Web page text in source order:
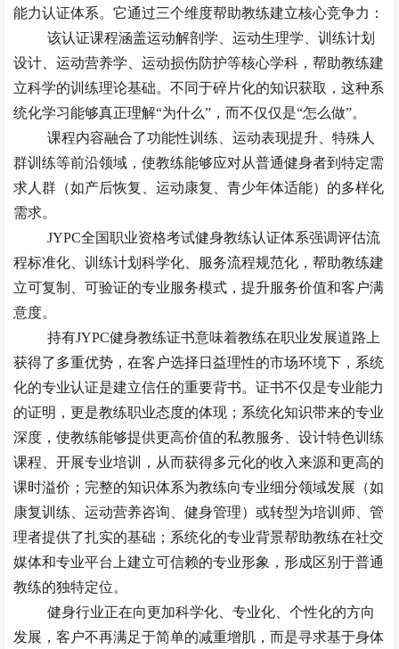
能力认证体系。它通过三个维度帮助教练建立核心竞争力：
该认证课程涵盖运动解剖学、运动生理学、训练计划
设计、运动营养学、运动损伤防护等核心学科，帮助教练建
立科学的训练理论基础。不同于碎片化的知识获取，这种系
统化学习能够真正理解“为什么”，而不仅仅是“怎么做”。
课程内容融合了功能性训练、运动表现提升、特殊人
群训练等前沿领域，使教练能够应对从普通健身者到特定需
求人群（如产后恢复、运动康复、青少年体适能）的多样化
需求。
JYPC全国职业资格考试健身教练认证体系强调评估流
程标准化、训练计划科学化、服务流程规范化，帮助教练建
立可复制、可验证的专业服务模式，提升服务价值和客户满
意度。
持有JYPC健身教练证书意味着教练在职业发展道路上
获得了多重优势，在客户选择日益理性的市场环境下，系统
化的专业认证是建立信任的重要背书。证书不仅是专业能力
的证明，更是教练职业态度的体现；系统化知识带来的专业
深度，使教练能够提供更高价值的私教服务、设计特色训练
课程、开展专业培训，从而获得多元化的收入来源和更高的
课时溢价；完整的知识体系为教练向专业细分领域发展（如
康复训练、运动营养咨询、健身管理）或转型为培训师、管
理者提供了扎实的基础；系统化的专业背景帮助教练在社交
媒体和专业平台上建立可信赖的专业形象，形成区别于普通
教练的独特定位。
健身行业正在向更加科学化、专业化、个性化的方向
发展，客户不再满足于简单的减重增肌，而是寻求基于身体